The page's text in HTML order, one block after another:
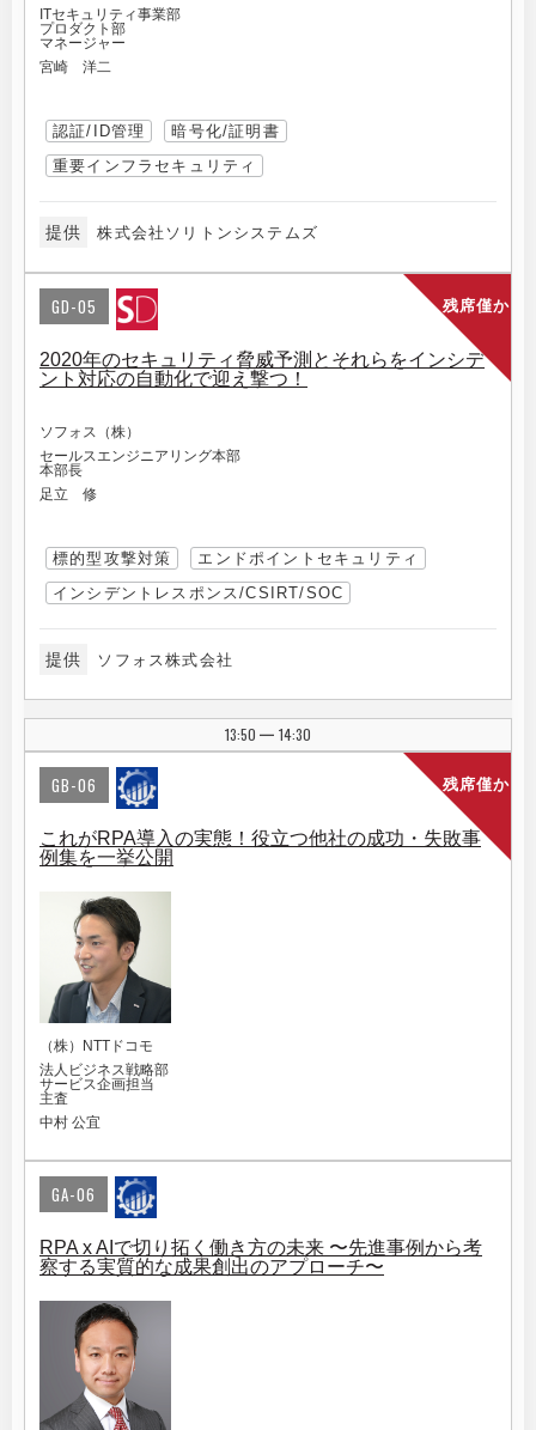
ITセキュリティ事業部
プロダクト部
マネージャー
宮崎 洋二
認証/ID管理
暗号化/証明書
重要インフラセキュリティ
提供 株式会社ソリトンシステムズ
残席僅か
GD-05
2020年のセキュリティ脅威予測とそれらをインシデ
ント対応の自動化で迎え撃つ！
ソフォス（株）
セールスエンジニアリング本部
本部長
足立 修
標的型攻撃対策
エンドポイントセキュリティ
インシデントレスポンス/CSIRT/SOC
提供 ソフォス株式会社
13:50 | 14:30
残席僅か
GB-06
これがRPA導入の実態！役立つ他社の成功・失敗事
例集を一挙公開
（株）NTTドコモ
法人ビジネス戦略部
サービス企画担当
主査
中村 公宜
GA-06
RPA x AIで切り拓く働き方の未来 〜先進事例から考
察する実質的な成果創出のアプローチ〜